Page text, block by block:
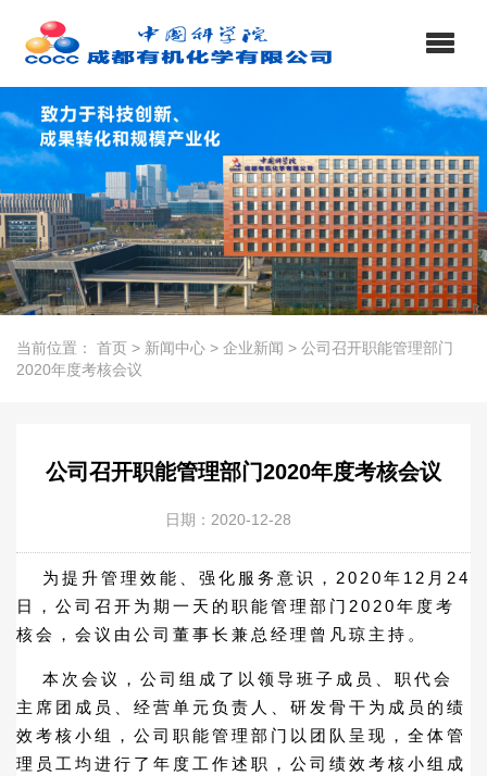
当前位置： 首页 > 新闻中心 > 企业新闻 > 公司召开职能管理部门
2020年度考核会议
公司召开职能管理部门2020年度考核会议
日期：2020-12-28
为提升管理效能、强化服务意识，2020年12月24
日，公司召开为期一天的职能管理部门2020年度考
核会，会议由公司董事长兼总经理曾凡琼主持。
本次会议，公司组成了以领导班子成员、职代会
主席团成员、经营单元负责人、研发骨干为成员的绩
效考核小组，公司职能管理部门以团队呈现，全体管
理员工均进行了年度工作述职，公司绩效考核小组成